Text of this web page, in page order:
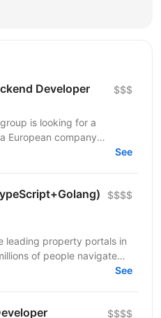
Developer $$$
European company
IoT. You'll build backendSee
$$$$
leading property portals in
of people navigate
in their...
See
$$$$